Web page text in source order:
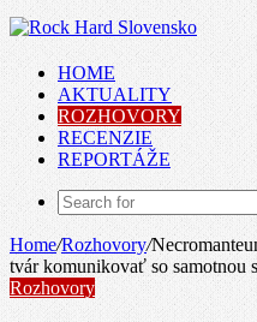
HOME
AKTUALITY
ROZHOVORY
RECENZIE
REPORTÁŽE
Home/Rozhovory/
tvár komunikovať so samotnou
Rozhovory